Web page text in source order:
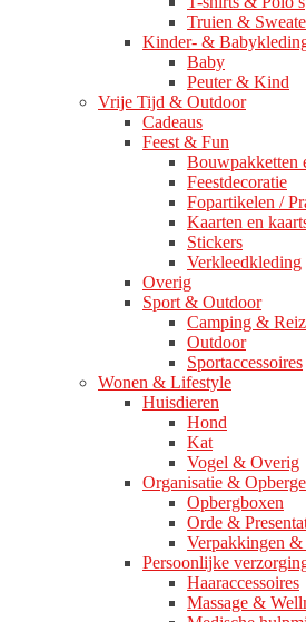
Truien &
Kinder- &
Baby
Peuter & Kind
Vrije Tijd & Outdoor
Cadeaus
Feest & Fun
Bouwpakketten
Feestdecoratie
Fopartikelen /
Kaarten en
Stickers
Verkleedkleding
Overig
Sport & Outdoor
Camping &
Outdoor
Sportaccessoires
Wonen & Lifestyle
Huisdieren
Hond
Kat
Vogel & Overig
Organisatie &
Opbergboxen
Orde &
Verpakkingen &
Persoonlijke
Haaraccessoires
Massage &